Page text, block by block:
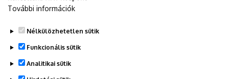
Györkös-Varga Nóra
Legutóbbi frissítés: 2023. 06. 08. 11:10
További információk
Nélkülözhetetlen sütik
Funkcionális sütik
Analitikai sütik